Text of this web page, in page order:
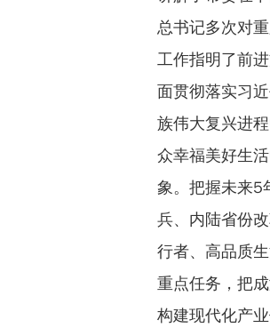
总书记多次对
工作指明了前
面贯彻落实习
族伟大复兴进
众幸福美好生
象。把握未来5
兵、内陆省份
行者、高品质
重点任务，把
构建现代化产